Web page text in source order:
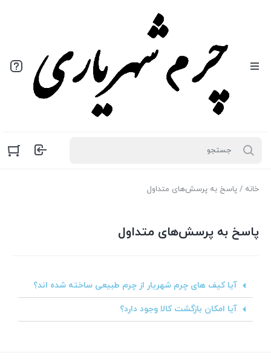
خانه / پاسخ به پرسش‌های متداول
پاسخ به پرسش‌های متداول
آیا کیف های چرم شهریار از چرم طبیعی ساخته شده اند؟
آیا امکان بازگشت کالا وجود دارد؟